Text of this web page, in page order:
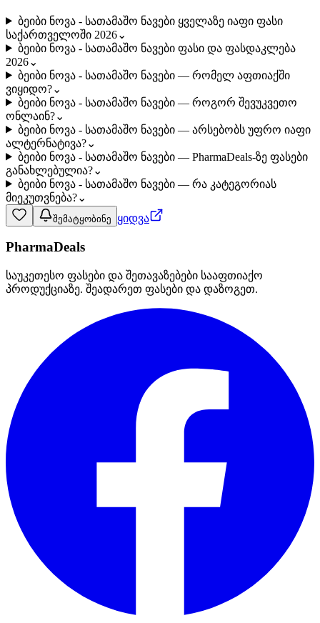
ბეიბი ნოვა - სათამაშო ნავები ყველაზე იაფი ფასი
საქართველოში 2026⌄
ბეიბი ნოვა - სათამაშო ნავები ფასი და ფასდაკლება
2026⌄
ბეიბი ნოვა - სათამაშო ნავები — რომელ აფთიაქში
ვიყიდო?⌄
ბეიბი ნოვა - სათამაშო ნავები — როგორ შევუკვეთო
ონლაინ?⌄
ბეიბი ნოვა - სათამაშო ნავები — არსებობს უფრო იაფი
ალტერნატივა?⌄
ბეიბი ნოვა - სათამაშო ნავები — PharmaDeals-ზე ფასები
განახლებულია?⌄
ბეიბი ნოვა - სათამაშო ნავები — რა კატეგორიას
მიეკუთვნება?⌄
შემატყობინე ყიდვა
PharmaDeals
საუკეთესო ფასები და შეთავაზებები სააფთიაქო
პროდუქციაზე. შეადარეთ ფასები და დაზოგეთ.